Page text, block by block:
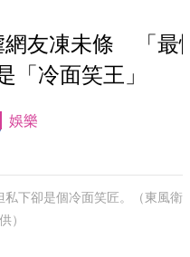
網友凍未條 「最
「冷面笑王」
娛樂
下卻是個冷面笑匠。（東風衛
）